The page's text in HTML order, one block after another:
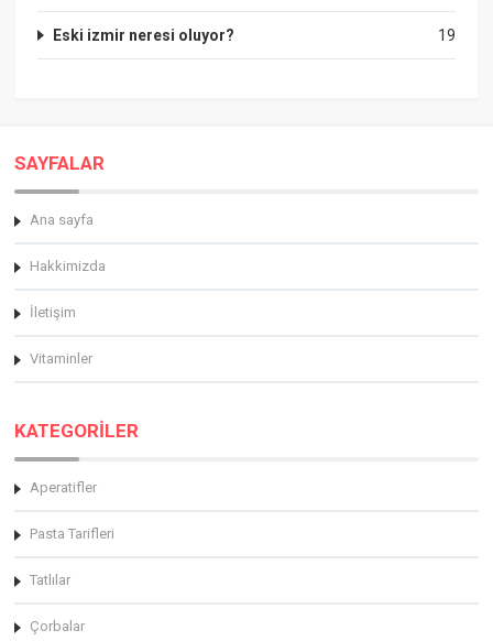
19
Eski izmir neresi oluyor?
SAYFALAR
Ana sayfa
Hakkimizda
İletişim
Vitaminler
KATEGORİLER
Aperatifler
Pasta Tarifleri
Tatlılar
Çorbalar